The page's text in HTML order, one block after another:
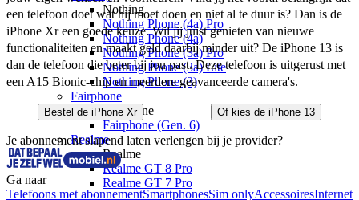
Nothing
Nothing Phone (4a) Pro
Nothing Phone (4a)
Nothing Phone (3a) Pro
Nothing Phone (3a) Lite
Nothing Phone (3)
Fairphone
Fairphone
Fairphone (Gen. 6)
Realme
Realme
Realme GT 8 Pro
Realme GT 7 Pro
een telefoon doet wat hij moet doen en niet al te duur is? Dan is de
iPhone Xr een goede keuze. Wil jij juist genieten van nieuwe
functionaliteiten en maakt geld daarbij minder uit? De iPhone 13 is
dan de telefoon die beter bij jou past. Deze telefoon is uitgerust met
een A15 Bionic-chip en meerdere geavanceerde camera's.
Bestel de iPhone Xr Of kies de iPhone 13
Je abonnement slapend laten verlengen bij je provider?
Ga naar
Telefoons met abonnementSmartphonesSim onlyAccessoiresInternet